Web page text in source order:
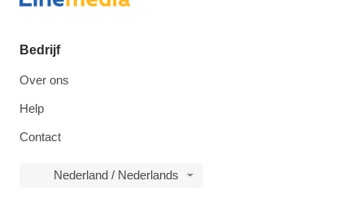
Bedrijf
Over ons
Help
Contact
Nederland / Nederlands